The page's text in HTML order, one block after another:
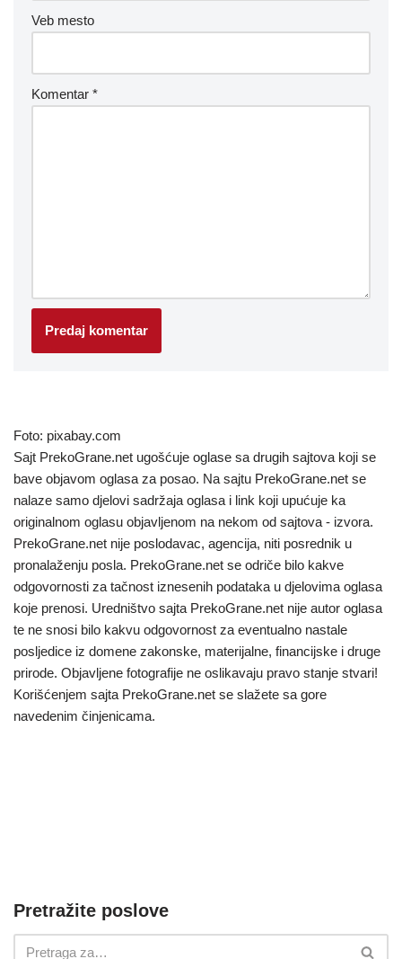
Veb mesto
Komentar *
Foto: pixabay.com
Sajt PrekoGrane.net ugošćuje oglase sa drugih sajtova koji se
bave objavom oglasa za posao. Na sajtu PrekoGrane.net se
nalaze samo djelovi sadržaja oglasa i link koji upućuje ka
originalnom oglasu objavljenom na nekom od sajtova - izvora.
PrekoGrane.net nije poslodavac, agencija, niti posrednik u
pronalaženju posla. PrekoGrane.net se odriče bilo kakve
odgovornosti za tačnost iznesenih podataka u djelovima oglasa
koje prenosi. Uredništvo sajta PrekoGrane.net nije autor oglasa
te ne snosi bilo kakvu odgovornost za eventualno nastale
posljedice iz domene zakonske, materijalne, financijske i druge
prirode. Objavljene fotografije ne oslikavaju pravo stanje stvari!
Korišćenjem sajta PrekoGrane.net se slažete sa gore
navedenim činjenicama.
Pretražite poslove